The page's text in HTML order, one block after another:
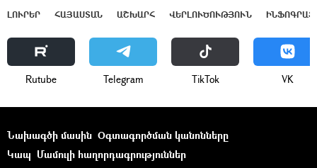
ԼՈՒՐԵՐ ՀԱՅԱՍՏԱՆ ԱՇԽԱՐՀ ՎԵՐԼՈՒԾՈՒԹՅՈՒՆ
Rutube Telegram ТikТоk VK
Նախագծի մասին Օգտագործման կանոնները
Կապ Մամուլի հաղորդագրություններ